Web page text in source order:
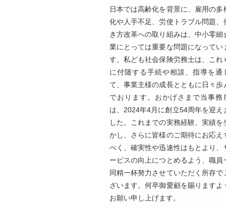
日本では高齢化を背景に、雇用の多
化や人手不足、労使トラブル問題、
き方改革への取り組みは、中小零細
業にとっては重要な問題になってい
す。私ども社会保険労務士は、これ
に付随する手続や相談、指導を通
て、事業主様の成長とともに日々歩
でおります。おかげさまで当事務
は、2024年4月に創立54周年を迎え
した。これまでの実務経験、実績を
かし、さらに皆様のご期待にお応え
べく、確実性や迅速性はもとより、
ービスの向上につとめるよう、職員
同精一杯努力させていただく所存で
ざいます。何卒御愛顧を賜りますよ
お願い申し上げます。